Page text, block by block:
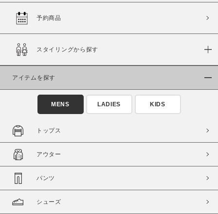
商品タイプ
通常商品
セール価格 WEB限定
在庫
在庫あり
予約商品
スタイリングから探す
アイテムを探す
MENS LADIES KIDS
トップス
アウター
パンツ
シューズ